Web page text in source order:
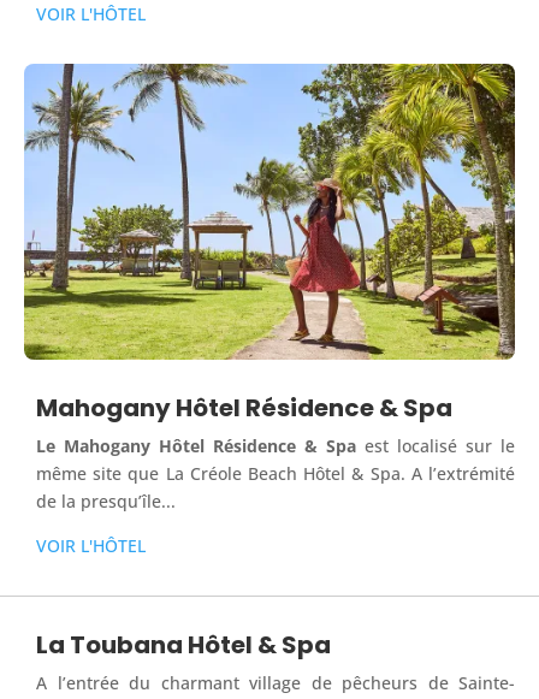
VOIR L'HÔTEL
Mahogany Hôtel Résidence & Spa
Le Mahogany Hôtel Résidence & Spa est localisé sur le
même site que La Créole Beach Hôtel & Spa. A l’extrémité
de la presqu’île...
VOIR L'HÔTEL
La Toubana Hôtel & Spa
A l’entrée du charmant village de pêcheurs de Sainte-